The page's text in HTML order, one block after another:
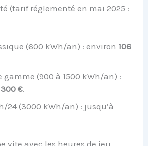
(tarif réglementé en mai 2025 :
(600 kWh/an) : environ 106
gamme (900 à 1500 kWh/an) :
300 €.
24 (3000 kWh/an) : jusqu’à